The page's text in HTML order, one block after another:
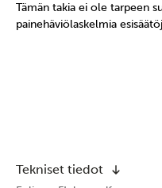
Tämän takia ei ole tarpeen
painehäviölaskelmia
Tekniset tiedot